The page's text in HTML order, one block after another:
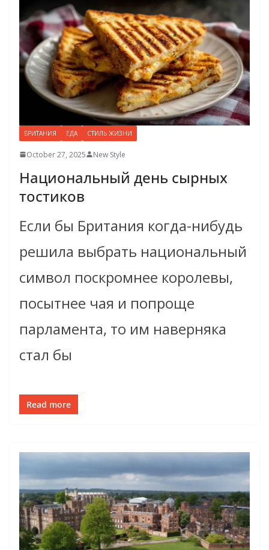
БРИТАНИЯ ЕДА СТИЛЬ ЖИЗНИ
October 27, 2025 New Style
Национальный день сырных
тостиков
Если бы Британия когда-нибудь
решила выбрать национальный
символ поскромнее королевы,
посытнее чая и попроще
парламента, то им наверняка
стал бы
Read more